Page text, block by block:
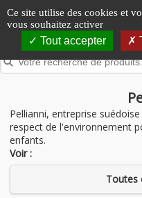
Panneau de gestion des cookies
Ce site utilise des cookies et
vous souhaitez activer
Tout accepter
Pellianni, entreprise
respect de l'environnement
enfants.
Voir :
Toutes